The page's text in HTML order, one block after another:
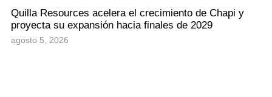
Quilla Resources acelera el crecimiento de Chapi y
proyecta su expansión hacia finales de 2029
agosto 5, 2026